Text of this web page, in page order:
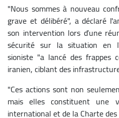
"Nous sommes à nouveau
grave et délibéré", a déclaré
son intervention lors d’une
sécurité sur la situation en
sioniste "a lancé des frappes
iranien, ciblant des
"Ces actions sont non
mais elles constituent une
international et de la Charte